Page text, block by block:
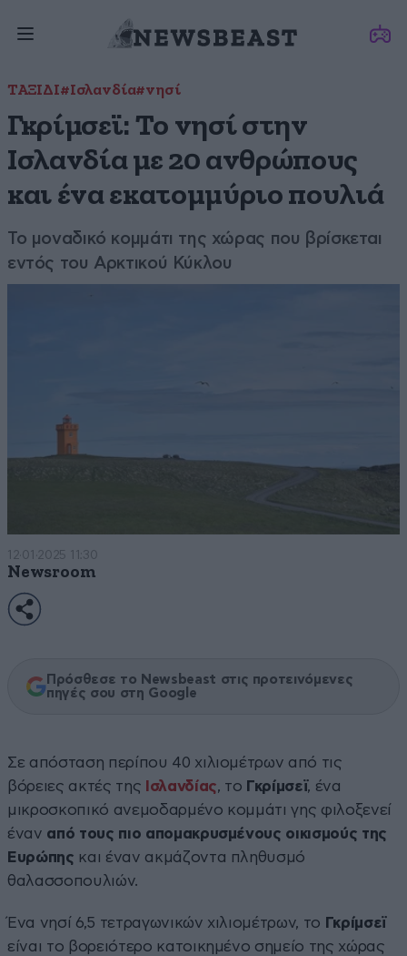
ΤΑΞΙΔΙ#Ισλανδία#νησί
Γκρίμσεϊ: Το νησί στην
Ισλανδία με 20 ανθρώπους
και ένα εκατομμύριο πουλιά
Το μοναδικό κομμάτι της χώρας που βρίσκεται
εντός του Αρκτικού Κύκλου
12·01·2025 11:30
Newsroom
Πρόσθεσε το Newsbeast στις προτεινόμενες
πηγές σου στη Google
Σε απόσταση περίπου 40 χιλιομέτρων από τις
βόρειες ακτές της
Ισλανδίας, το Γκρίμσεϊ, ένα
μικροσκοπικό ανεμοδαρμένο κομμάτι γης φιλοξενεί
έναν από τους πιο απομακρυσμένους οικισμούς της
Ευρώπης και έναν ακμάζοντα πληθυσμό
θαλασσοπουλιών.
Ένα νησί 6,5 τετραγωνικών χιλιομέτρων, το Γκρίμσεϊ
είναι το βορειότερο κατοικημένο σημείο της χώρας